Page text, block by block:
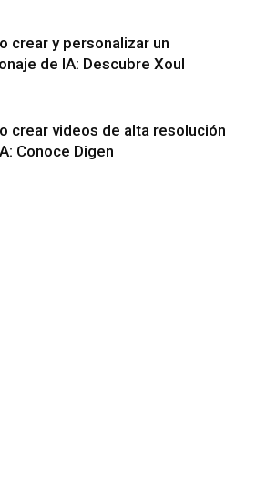
crear y personalizar un
de IA: Descubre Xoul
crear videos de alta resolución
Conoce Digen